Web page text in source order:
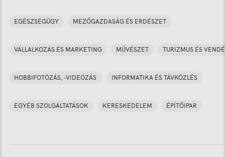
EGÉSZSÉGÜGY MEZŐGAZDASÁG ÉS ERDÉSZET
VÁLLALKOZÁS ÉS MARKETING MŰVÉSZET TURIZMUS ÉS
HOBBIFOTÓZÁS, -VIDEÓZÁS INFORMATIKA ÉS TÁVKÖZLÉS
EGYÉB SZOLGÁLTATÁSOK KERESKEDELEM ÉPÍTŐIPAR